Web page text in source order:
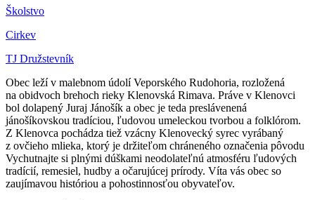
Školstvo
Cirkev
TJ Družstevník
Obec leží v malebnom údolí Veporského Rudohoria, rozložená
na obidvoch brehoch rieky Klenovská Rimava. Práve v Klenovci
bol dolapený Juraj Jánošík a obec je teda preslávenená
jánošíkovskou tradíciou, ľudovou umeleckou tvorbou a folklórom.
Z Klenovca pochádza tiež vzácny Klenovecký syrec vyrábaný
z ovčieho mlieka, ktorý je držiteľom chráneného označenia pôvodu
Vychutnajte si plnými dúškami neodolateľnú atmosféru ľudových
tradícií, remesiel, hudby a očarujúcej prírody. Víta vás obec so
zaujímavou históriou a pohostinnosťou obyvateľov.